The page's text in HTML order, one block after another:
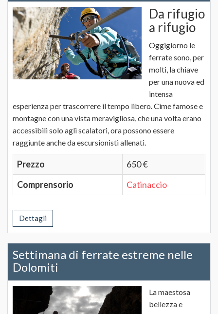
Da rifugio
a rifugio
Oggigiorno le
ferrate sono, per
molti, la chiave
per una nuova ed
intensa
esperienza per trascorrere il tempo libero. Cime famose e
montagne con una vista meravigliosa, che una volta erano
accessibili solo agli scalatori, ora possono essere
raggiunte anche da escursionisti allenati.
Prezzo
650 €
Comprensorio
Catinaccio
Dettagli
Settimana di ferrate estreme nelle
Dolomiti
La maestosa
bellezza e